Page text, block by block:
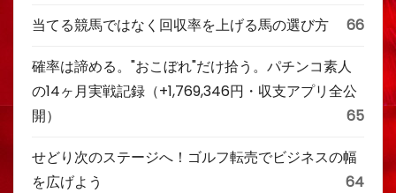
当てる競馬ではなく回収率を上げる馬の選び方 66
確率は諦める。"おこぼれ"だけ拾う。パチンコ素人
の14ヶ月実戦記録（+1,769,346円・収支アプリ全公
開）
65
せどり次のステージへ！ゴルフ転売でビジネスの幅
を広げよう
64